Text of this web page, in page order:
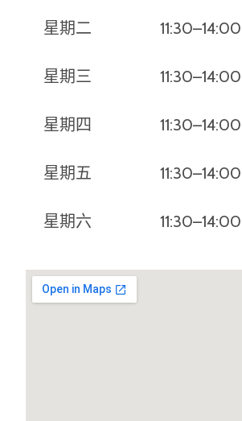
星期二 11:30–14:00
星期三 11:30–14:00
星期四 11:30–14:00
星期五 11:30–14:00
星期六 11:30–14:00